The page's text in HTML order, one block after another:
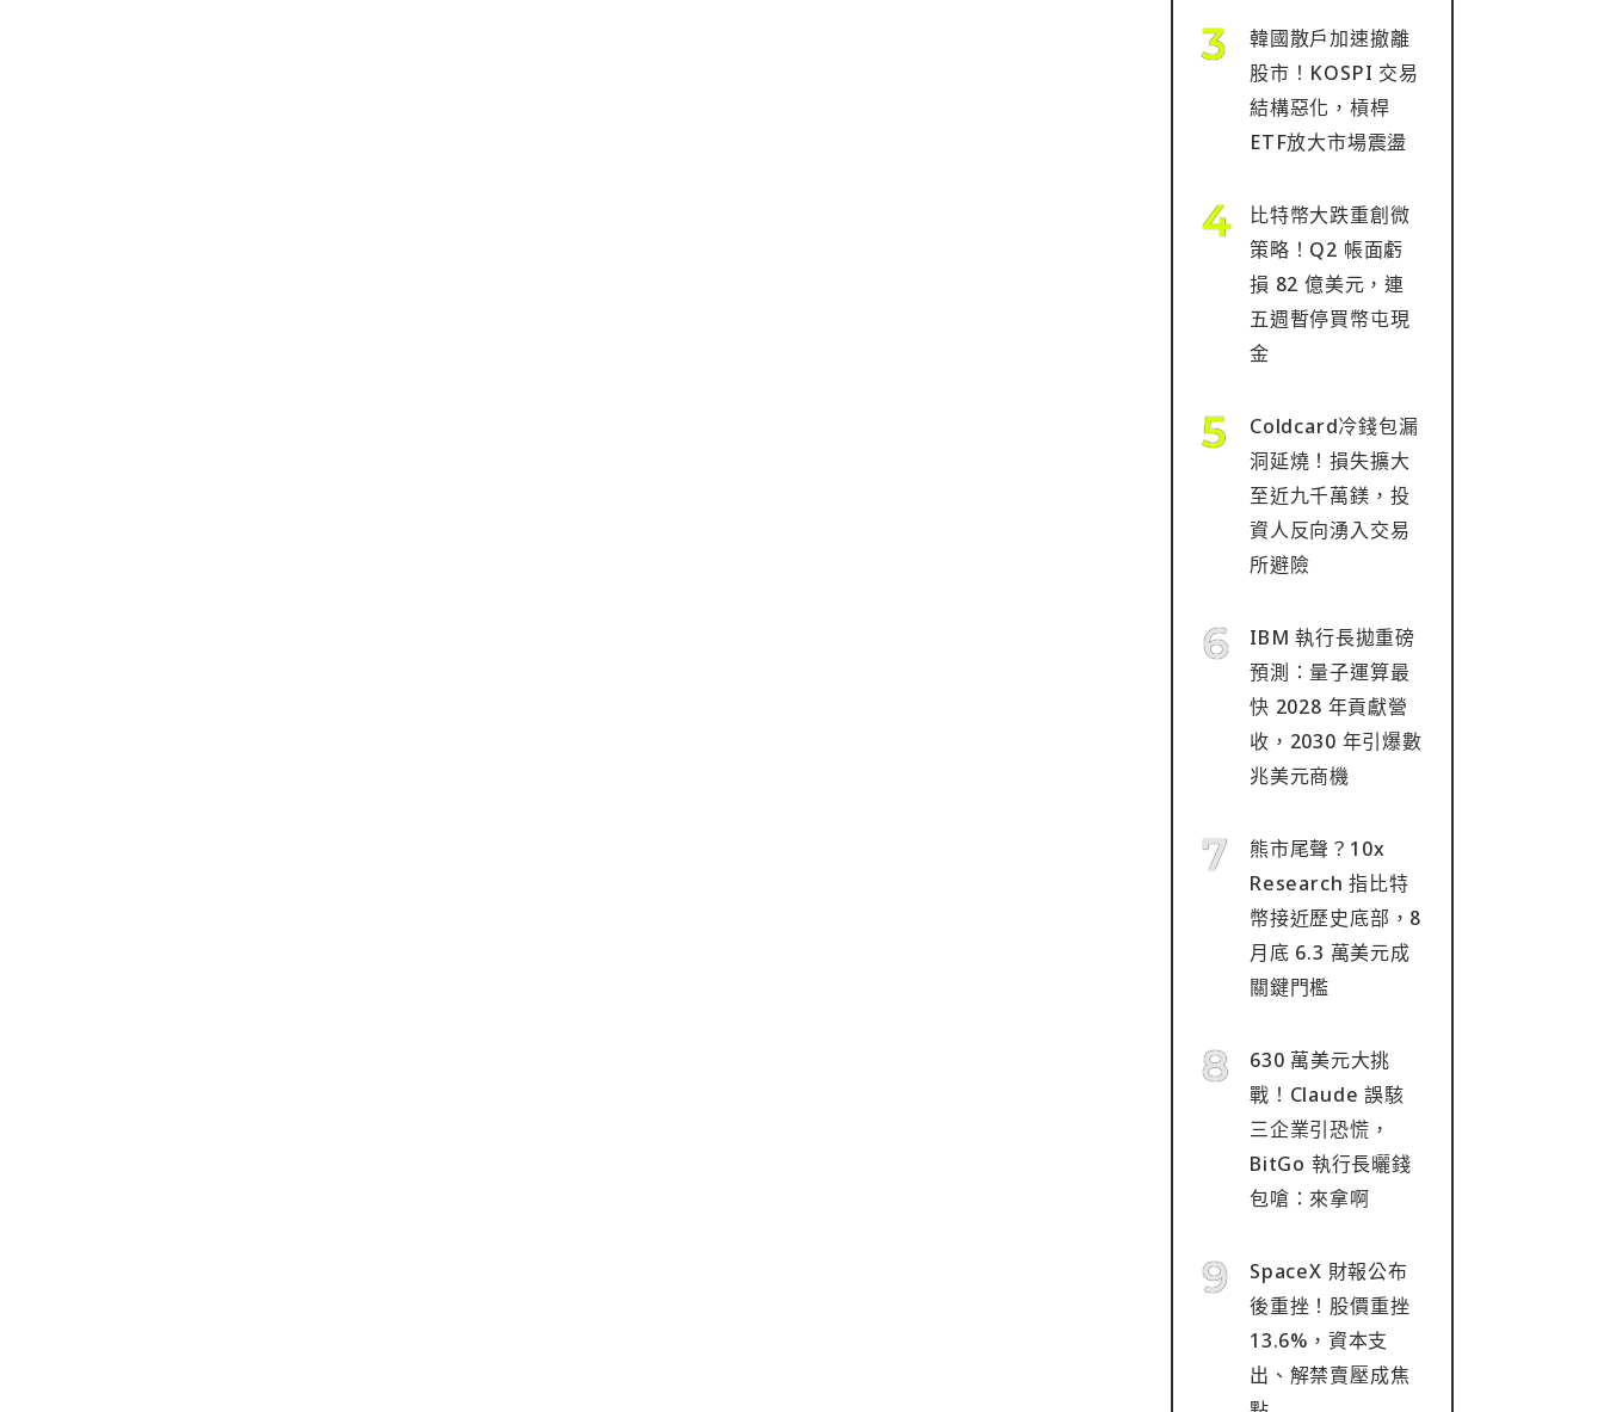
韓國散戶加速撤離
股市！KOSPI 交易
結構惡化，槓桿
ETF放大市場震盪
比特幣大跌重創微
策略！Q2 帳面虧
損 82 億美元，連
五週暫停買幣屯現
金
Coldcard冷錢包漏
洞延燒！損失擴大
至近九千萬鎂，投
資人反向湧入交易
所避險
IBM 執行長拋重磅
預測：量子運算最
快 2028 年貢獻營
收，2030 年引爆數
兆美元商機
熊市尾聲？10x
Research 指比特
幣接近歷史底部，8
月底 6.3 萬美元成
關鍵門檻
630 萬美元大挑
戰！Claude 誤駭
三企業引恐慌，
BitGo 執行長曬錢
包嗆：來拿啊
SpaceX 財報公布
後重挫！股價重挫
13.6%，資本支
出、解禁賣壓成焦